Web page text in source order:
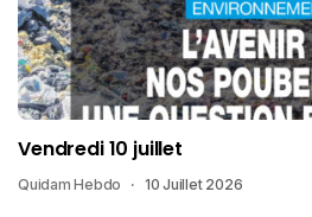
Vendredi 10 juillet
Quidam Hebdo 10 Juillet 2026